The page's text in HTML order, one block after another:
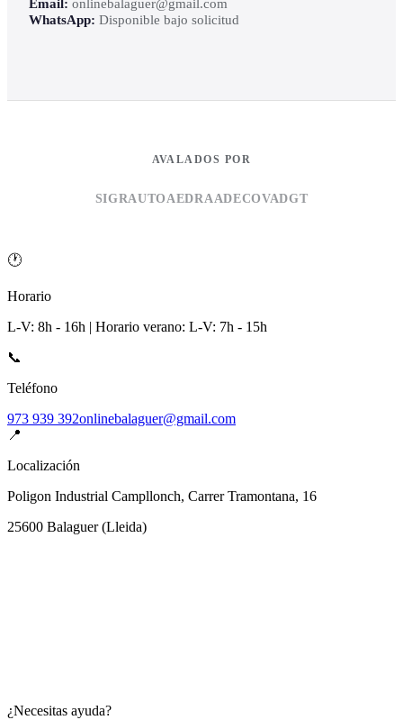
WhatsApp: Disponible bajo solicitud
AVALADOS POR
SIGRAUTOAEDRAADECOVADGT
🕐
Horario
L-V: 8h - 16h | Horario verano: L-V: 7h - 15h
📞
Teléfono
973 939 392onlinebalaguer@gmail.com
📍
Localización
Poligon Industrial Campllonch, Carrer Tramontana, 16
25600 Balaguer(Lleida)
¿Necesitas ayuda?